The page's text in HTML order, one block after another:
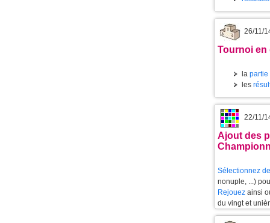
26/11/
Tournoi en
la partie
les
22/11/
Ajout des
Sélectionnez
nonuple, ...)
Rejouez ainsi
du vingt et